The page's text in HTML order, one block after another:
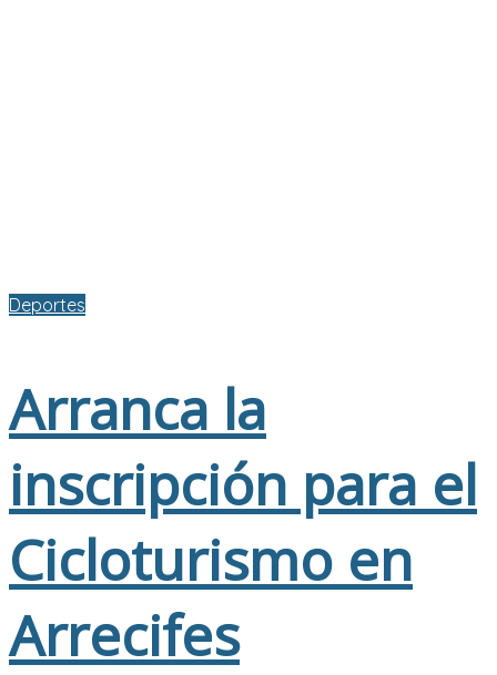
Deportes
Arranca la
inscripción para el
Cicloturismo en
Arrecifes